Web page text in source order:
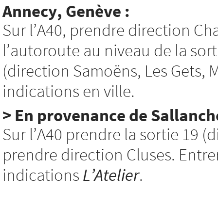
Annecy, Genève :
Sur l’A40, prendre direction
l’autoroute au niveau de la
(direction Samoëns, Les Gets,
indications en ville.
> En provenance de
Sur l’A40 prendre la sortie 19
prendre direction Cluses.
indications L’Atelier.